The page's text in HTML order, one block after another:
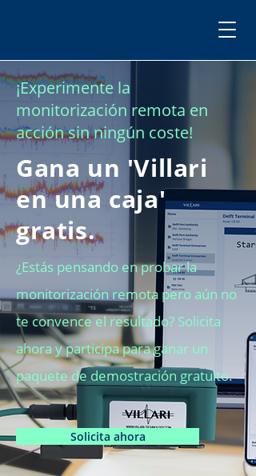
¡Experimente la
monitorización remota en
acción sin ningún coste!
Gana un 'Villari
en una caja'
gratis.
¿Estás pensando en probar la
monitorización remota pero aún no
te convence el resultado? Solicita
ahora y participa para ganar un
paquete de demostración gratuito.
Solicita ahora